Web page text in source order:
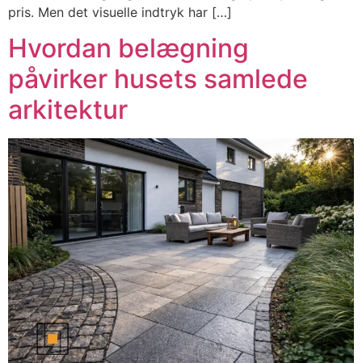
pris. Men det visuelle indtryk har […]
Hvordan belægning
påvirker husets samlede
arkitektur